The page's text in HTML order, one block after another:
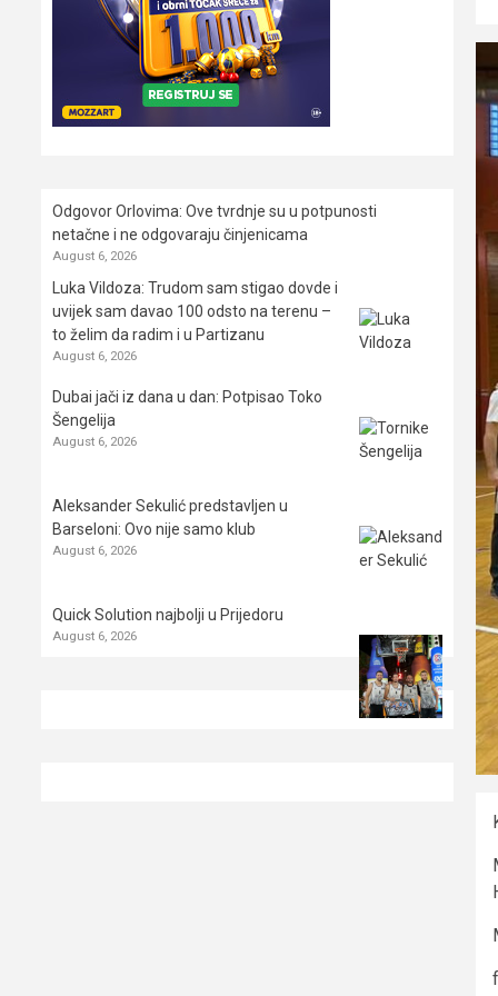
Odgovor Orlovima: ​Ove tvrdnje su u potpunosti
netačne i ne odgovaraju činjenicama
August 6, 2026
Luka Vildoza: Trudom sam stigao dovde i
uvijek sam davao 100 odsto na terenu –
to želim da radim i u Partizanu
August 6, 2026
Dubai jači iz dana u dan: Potpisao Toko
Šengelija
August 6, 2026
Aleksander Sekulić predstavljen u
Barseloni: Ovo nije samo klub
August 6, 2026
Quick Solution najbolji u Prijedoru
August 6, 2026